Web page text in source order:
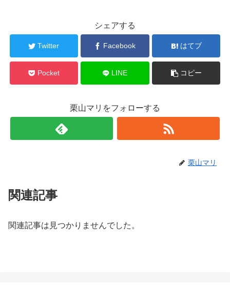
シェアする
Twitter Facebook はてブ
Pocket LINE コピー
栗山マリをフォローする
栗山マリ
関連記事
関連記事は見つかりませんでした。